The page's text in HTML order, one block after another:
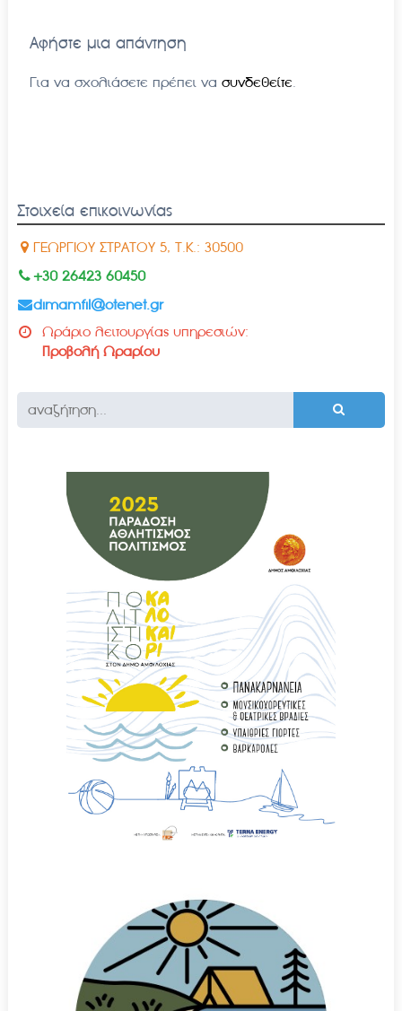
Αφήστε μια απάντηση
Για να σχολιάσετε πρέπει να συνδεθείτε.
Στοιχεία επικοινωνίας
ΓΕΩΡΓΙΟΥ ΣΤΡΑΤΟΥ 5, Τ.Κ.: 30500
+30 26423 60450
dimamfil@otenet.gr
Ωράριο λειτουργίας υπηρεσιών:
Προβολή Ωραρίου